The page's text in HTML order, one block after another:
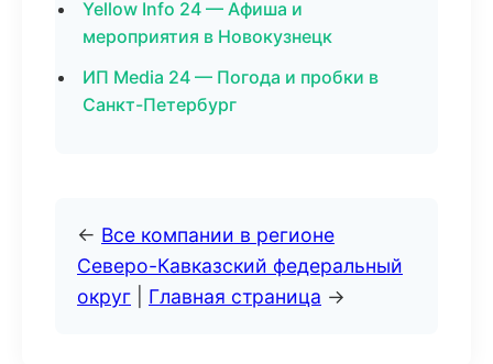
Yellow Info 24 — Афиша и
мероприятия в Новокузнецк
ИП Media 24 — Погода и пробки в
Санкт-Петербург
← Все компании в регионе
Северо-Кавказский федеральный
округ
Главная страница →